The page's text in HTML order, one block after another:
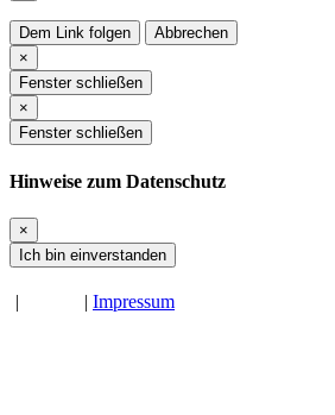
Dem Link folgen
Abbrechen
×
Fenster schließen
×
Fenster schließen
Hinweise zum Datenschutz
×
Ich bin einverstanden
| | Impressum